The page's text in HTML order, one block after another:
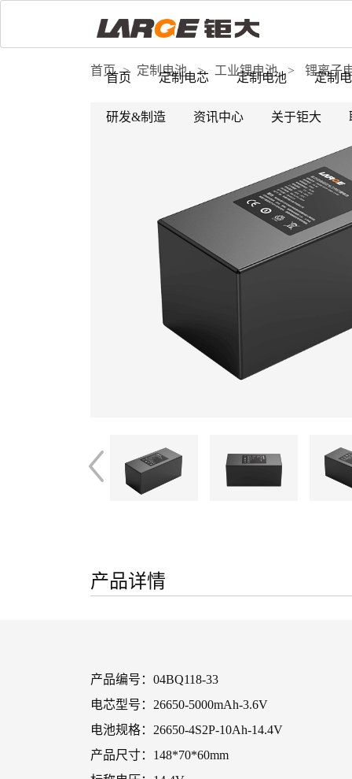
首页 定制电芯 定制电池 定制
研发&制造 资讯中心 关于钜大
首页 > 定制电池 > 工业锂电池 > 锂离子
产品详情
产品编号：04BQ118-33
电芯型号：26650-5000mAh-3.6V
电池规格：26650-4S2P-10Ah-14.4V
产品尺寸：148*70*60mm